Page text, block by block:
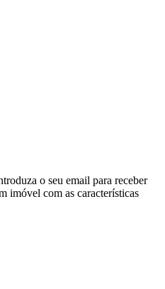
o seu email para receber
imóvel com as características